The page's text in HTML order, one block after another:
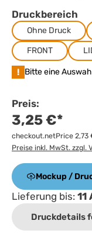
Druckbereich
Ohne Druck
FRONT
! Bitte eine
Preis:
3,25 €*
checkout.netPrice 2,73
Preise inkl. MwSt. zzgl.
Mockup /
Lieferung bis: 11
Druckdetails